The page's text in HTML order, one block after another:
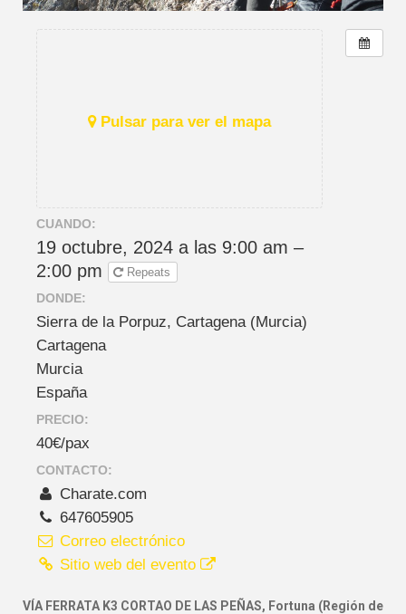
Pulsar para ver el mapa
CUANDO:
19 octubre, 2024 a las 9:00 am –
2:00 pm
Repeats
DONDE:
Sierra de la Porpuz, Cartagena (Murcia)
Cartagena
Murcia
España
PRECIO:
40€/pax
CONTACTO:
Charate.com
647605905
Correo electrónico
Sitio web del evento
VÍA FERRATA K3 CORTAO DE LAS PEÑAS, Fortuna (Región de